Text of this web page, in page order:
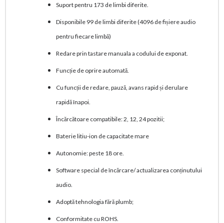
Suport pentru 173 de limbi diferite.
Disponibile 99 de limbi diferite (4096 de fișiere audio
pentru fiecare limbă)
Redare prin tastare manuala a codului de exponat.
Funcție de oprire automată.
Cu funcții de redare, pauză, avans rapid și derulare
rapidă înapoi.
Încărcătoare compatibile: 2, 12, 24 pozitii;
Baterie litiu-ion de capacitate mare
Autonomie: peste 18 ore.
Software special de încărcare/ actualizarea conținutului
audio.
Adoptă tehnologia fără plumb;
Conformitate cu ROHS.